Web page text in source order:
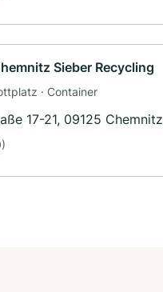
Sieber Recycling
· Container
17-21, 09125 Chemnitz